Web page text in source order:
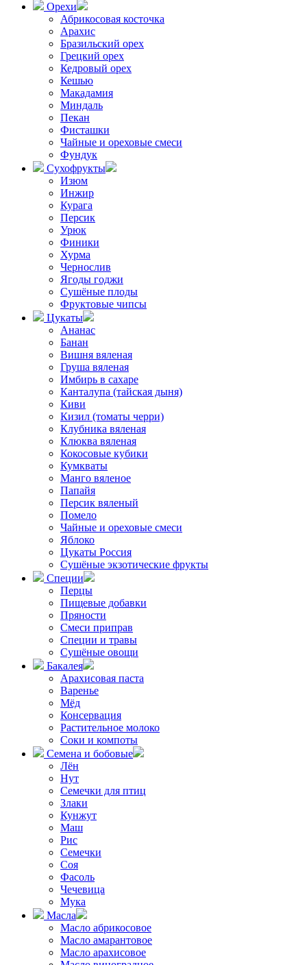
Орехи
Абрикосовая косточка
Арахис
Бразильский орех
Грецкий орех
Кедровый орех
Кешью
Макадамия
Миндаль
Пекан
Фисташки
Чайные и ореховые смеси
Фундук
Сухофрукты
Изюм
Инжир
Курага
Персик
Урюк
Финики
Хурма
Чернослив
Ягоды годжи
Сушёные плоды
Фруктовые чипсы
Цукаты
Ананас
Банан
Вишня вяленая
Груша вяленая
Имбирь в сахаре
Канталупа (тайская дыня)
Киви
Кизил (томаты черри)
Клубника вяленая
Клюква вяленая
Кокосовые кубики
Кумкваты
Манго вяленое
Папайя
Персик вяленый
Помело
Чайные и ореховые смеси
Яблоко
Цукаты Россия
Сушёные экзотические фрукты
Специи
Перцы
Пищевые добавки
Пряности
Смеси приправ
Специи и травы
Сушёные овощи
Бакалея
Арахисовая паста
Варенье
Мёд
Консервация
Растительное молоко
Соки и компоты
Семена и бобовые
Лён
Нут
Семечки для птиц
Злаки
Кунжут
Маш
Рис
Семечки
Соя
Фасоль
Чечевица
Мука
Масла
Масло абрикосовое
Масло амарантовое
Масло арахисовое